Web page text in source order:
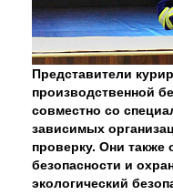
Представители
производственной
совместно со
зависимых
проверку. Они также
безопасности и
экологический